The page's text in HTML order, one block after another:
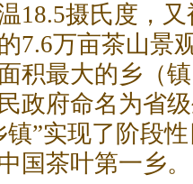
18.5摄氏度，
7.6万亩茶山景
积最大的乡（
政府命名为省
”实现了阶段
国茶叶第一乡。